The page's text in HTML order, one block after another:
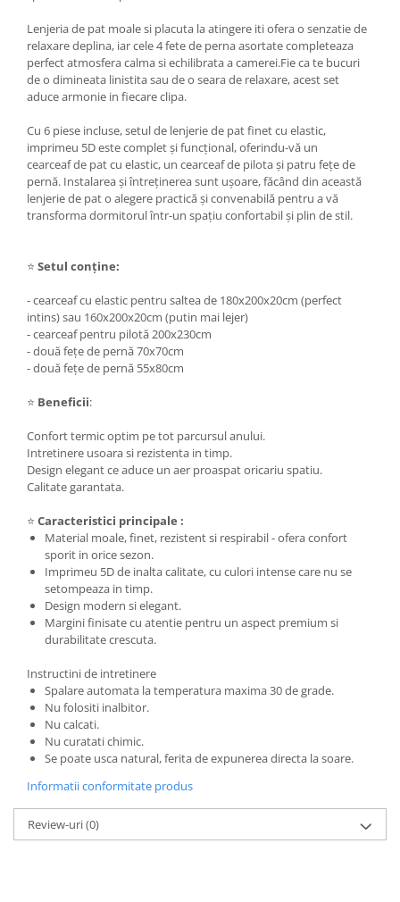
Lenjeria de pat moale si placuta la atingere iti ofera o senzatie de
relaxare deplina, iar cele 4 fete de perna asortate completeaza
perfect atmosfera calma si echilibrata a camerei.Fie ca te bucuri
de o dimineata linistita sau de o seara de relaxare, acest set
aduce armonie in fiecare clipa.
Cu 6 piese incluse, setul de lenjerie de pat finet cu elastic,
imprimeu 5D este complet și funcțional, oferindu-vă un
cearceaf de pat cu elastic, un cearceaf de pilota și patru fețe de
pernă. Instalarea și întreținerea sunt ușoare, făcând din această
lenjerie de pat o alegere practică și convenabilă pentru a vă
transforma dormitorul într-un spațiu confortabil și plin de stil.
⭐ Setul conține:
- cearceaf cu elastic pentru saltea de 180x200x20cm (perfect
intins) sau 160x200x20cm (putin mai lejer)
- cearceaf pentru pilotă 200x230cm
- două fețe de pernă 70x70cm
- două fețe de pernă 55x80cm
⭐ Beneficii:
Confort termic optim pe tot parcursul anului.
Intretinere usoara si rezistenta in timp.
Design elegant ce aduce un aer proaspat oricariu spatiu.
Calitate garantata.
⭐ Caracteristici principale :
Material moale, finet, rezistent si respirabil - ofera confort
sporit in orice sezon.
Imprimeu 5D de inalta calitate, cu culori intense care nu se
setompeaza in timp.
Design modern si elegant.
Margini finisate cu atentie pentru un aspect premium si
durabilitate crescuta.
Instructini de intretinere
Spalare automata la temperatura maxima 30 de grade.
Nu folositi inalbitor.
Nu calcati.
Nu curatati chimic.
Se poate usca natural, ferita de expunerea directa la soare.
Informatii conformitate produs
Review-uri(0)